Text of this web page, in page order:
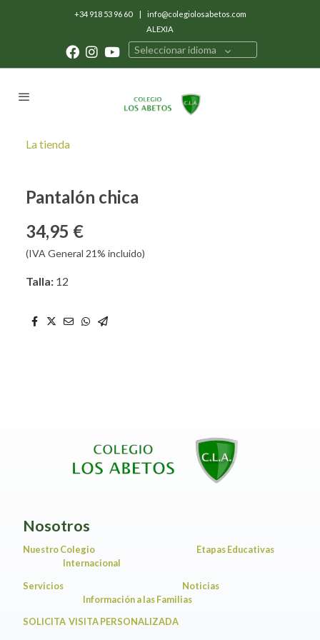
+34 918 53 96 60 |
info@colegiolosabetos.com
ALEXIA
Seleccionar idioma
La tienda
Pantalón chica
34,95 €
(IVA General 21% incluido)
Talla: 12
Nosotros
Nuestro Colegio
Etapas Educativas
Internacional
Servicios
Noticias
Información a las Familias
SOLICITA VISITA PERSONALIZADA